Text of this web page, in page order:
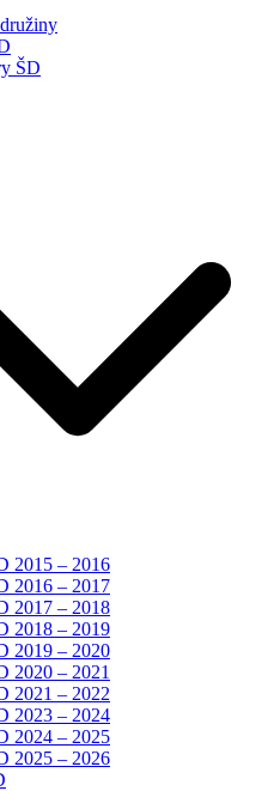
ŠD
2015 – 2016
2016 – 2017
2017 – 2018
2018 – 2019
2019 – 2020
2020 – 2021
2021 – 2022
2023 – 2024
2024 – 2025
2025 – 2026